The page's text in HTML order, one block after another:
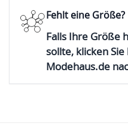
Fehlt eine Größe?
Falls Ihre Größe
sollte, klicken
Modehaus.de